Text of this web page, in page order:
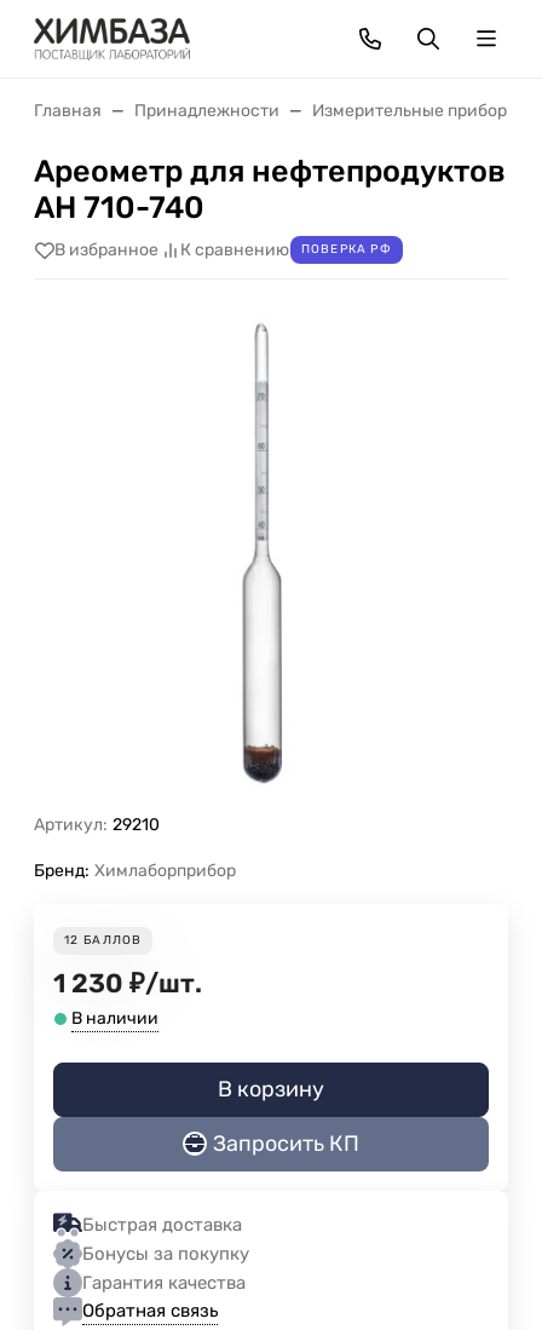
Главная Принадлежности Измерительные приборы
Ареометр для нефтепродуктов
АН 710-740
В избранное К сравнению ПОВЕРКА РФ
Артикул: 29210
Бренд: Химлаборприбор
12 БАЛЛОВ
1 230 ₽/шт.
В наличии
В корзину
Запросить КП
Быстрая доставка
Бонусы за покупку
Гарантия качества
Обратная связь